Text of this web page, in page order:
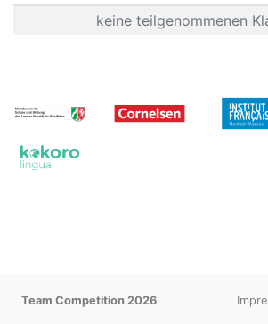
keine teilgenommenen
Team Competition 2026